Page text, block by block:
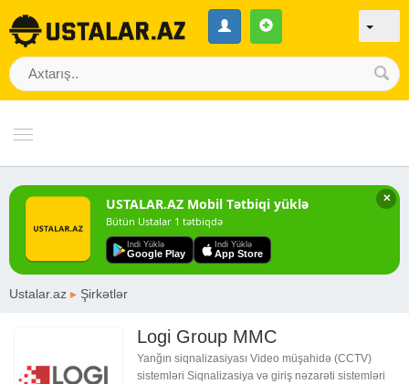
✕
USTALAR.AZ Mobil Tətbiqi yüklə
Bütün Ustalar 1 tətbiqdə
Indi Yüklə
Google Play
Indi Yüklə
App Store
Ustalar.az ▸ Şirkətlər
Logi Group MMC
Yanğın siqnalizasiyası Video müşahidə (CCTV)
sistemləri Siqnalizasiya və giriş nəzarəti sistemləri